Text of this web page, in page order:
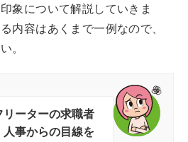
象について解説していきま
内容はあくまで一例なので、
。
ーターの求職者
事からの目線を